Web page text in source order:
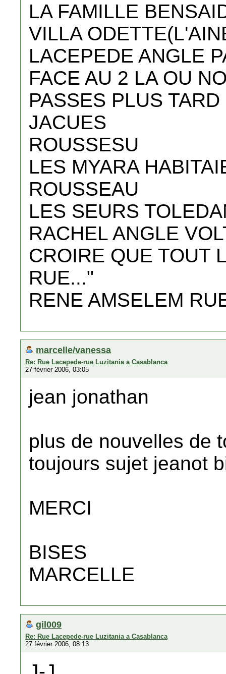
LA FAMILLE
VILLA
LACEPEDE ANGLE
FACE AU 2 LA OU
PASSES PLUS
JACUES
ROUSSESU
LES MYARA
ROUSSEAU
LES SEURS
RACHEL ANGLE
CROIRE QUE TOUT
RUE..."
RENE AMSELEM
marcelle/vanessa
Re: Rue Lacepede-rue Luzitania a Casablanca
27 février 2006, 03:05
jean jonathan
plus de nouvelles de
toujours sujet jeanot
MERCI
BISES
MARCELLE
gil009
Re: Rue Lacepede-rue Luzitania a Casablanca
27 février 2006, 08:13